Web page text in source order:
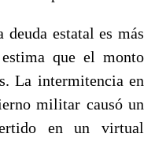
estatal es más
que el monto
La intermitencia en
militar causó un
en un virtual